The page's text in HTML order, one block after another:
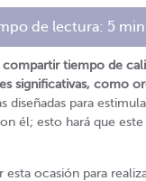
de lectura: 5
compartir tiempo de
significativas, como
diseñadas para
él; esto hará que
esta ocasión para